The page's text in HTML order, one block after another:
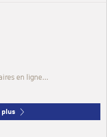
en ligne...
plus